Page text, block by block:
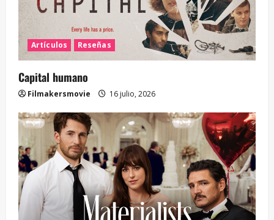
Artículos Reseñas
Capital humano
Filmakersmovie 16 julio, 2026